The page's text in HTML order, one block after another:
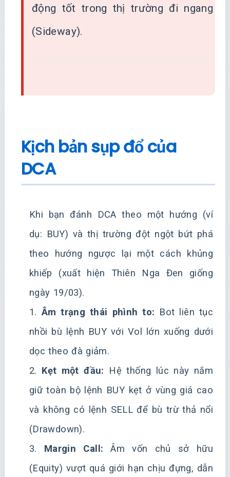
động tốt trong thị trường đi ngang
(Sideway).
Kịch bản sụp đổ của
DCA
Khi bạn đánh DCA theo một hướng (ví
dụ: BUY) và thị trường đột ngột bứt phá
theo hướng ngược lại một cách khủng
khiếp (xuất hiện Thiên Nga Đen giống
ngày 19/03).
1.Âm trạng thái phình to: Bot liên tục
nhồi bù lệnh BUY với Vol lớn xuống dưới
dọc theo đà giảm.
2. Kẹt một đầu: Hệ thống lúc này nắm
giữ toàn bộ lệnh BUY kẹt ở vùng giá cao
và không có lệnh SELL để bù trừ thả nổi
(Drawdown).
3. Margin Call: Âm vốn chủ sở hữu
(Equity) vượt quá giới hạn chịu đựng, dẫn